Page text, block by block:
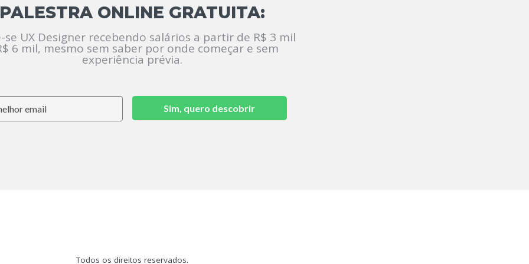
PALESTRA ONLINE GRATUITA:
se UX Designer recebendo salários a partir de R$ 3 mil
6 mil, mesmo sem saber por onde começar e sem
experiência prévia.
Sim, quero descobrir
Todos os direitos reservados.